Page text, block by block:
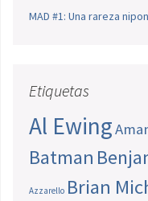
MAD #1: Una rareza
Etiquetas
Al Ewing
Batman
Azzarello Brian